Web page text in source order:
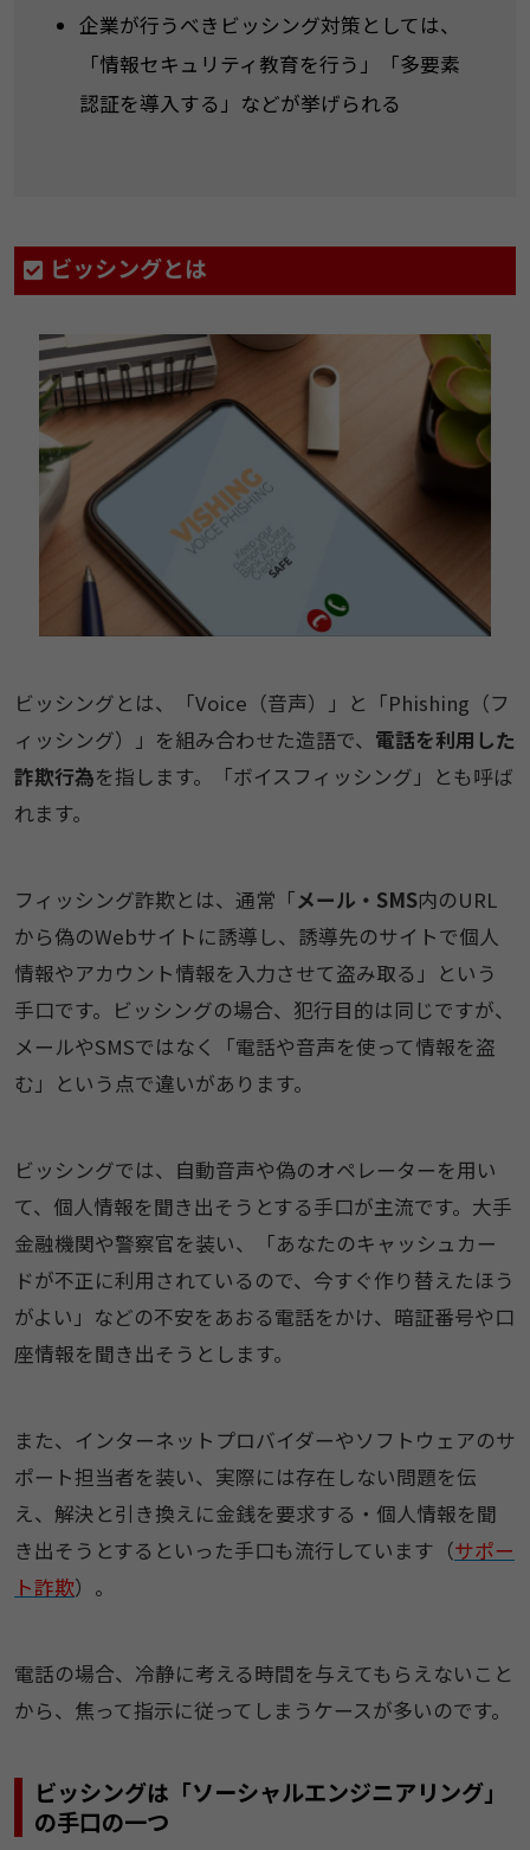
企業が行うべきビッシング対策としては、
「情報セキュリティ教育を行う」「多要素
認証を導入する」などが挙げられる
ビッシングとは
ビッシングとは、「Voice（音声）」と「Phishing（フ
ィッシング）」を組み合わせた造語で、 電話を利用した
詐欺行為を指します。「ボイスフィッシング」とも呼ば
れます。
フィッシング詐欺とは、通常「メール・SMS内のURL
から偽のWebサイトに誘導し、誘導先のサイトで個人
情報やアカウント情報を入力させて盗み取る」という
手口です。ビッシングの場合、犯行目的は同じですが、
メールやSMSではなく「電話や音声を使って情報を盗
む」という点で違いがあります。
ビッシングでは、自動音声や偽のオペレーターを用い
て、個人情報を聞き出そうとする手口が主流です。大手
金融機関や警察官を装い、「あなたのキャッシュカー
ドが不正に利用されているので、今すぐ作り替えたほう
がよい」などの不安をあおる電話をかけ、暗証番号や口
座情報を聞き出そうとします。
また、インターネットプロバイダーやソフトウェアのサ
ポート担当者を装い、実際には存在しない問題を伝
え、解決と引き換えに金銭を要求する・個人情報を聞
き出そうとするといった手口も流行しています（サポー
ト詐欺）。
電話の場合、冷静に考える時間を与えてもらえないこと
から、焦って指示に従ってしまうケースが多いのです。
ビッシングは「ソーシャルエンジニアリング」
の手口の一つ